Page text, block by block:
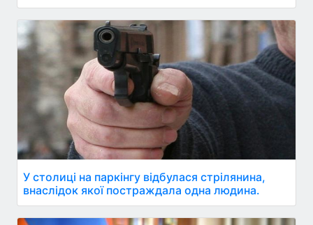
У столиці на паркінгу відбулася стрілянина,
внаслідок якої постраждала одна людина.